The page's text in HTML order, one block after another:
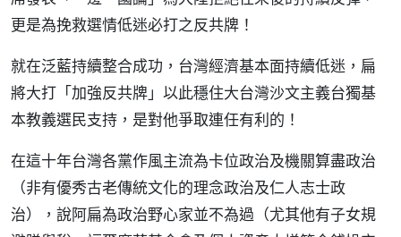
更是為挽救選情低迷必打之反共牌！
就在泛藍持續整合成功，台灣經濟基本面持續低迷，扁
將大打「加強反共牌」以此穩住大台灣沙文主義台獨基
本教義選民支持，是對他爭取連任有利的！
在這十年台灣各黨作風主流為卡位政治及機關算盡政治
（非有優秀古老傳統文化的理念政治及仁人志士政
治），說阿扁為政治野心家並不為過（尤其他有子女規